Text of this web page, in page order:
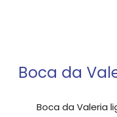
Boca da
Boca da Valeria